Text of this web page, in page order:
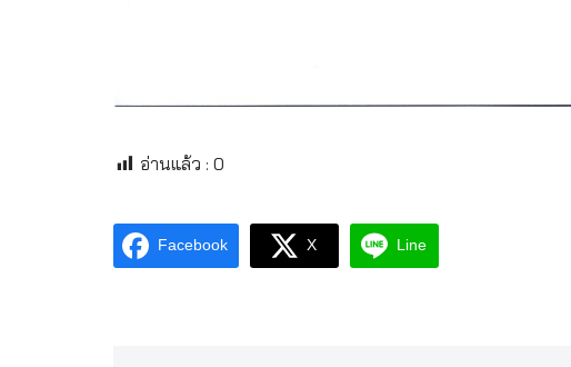
อ่านแล้ว : 0
Facebook X Line